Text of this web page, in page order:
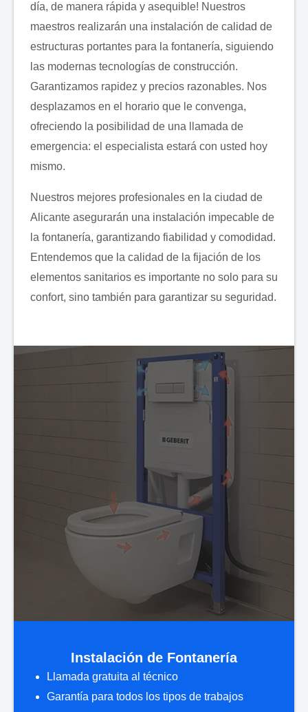
día, de manera rápida y asequible! Nuestros
maestros realizarán una instalación de calidad de
estructuras portantes para la fontanería, siguiendo
las modernas tecnologías de construcción.
Garantizamos rapidez y precios razonables. Nos
desplazamos en el horario que le convenga,
ofreciendo la posibilidad de una llamada de
emergencia: el especialista estará con usted hoy
mismo.
Nuestros mejores profesionales en la ciudad de
Alicante asegurarán una instalación impecable de
la fontanería, garantizando fiabilidad y comodidad.
Entendemos que la calidad de la fijación de los
elementos sanitarios es importante no solo para su
confort, sino también para garantizar su seguridad.
Instalación de Fontanería
Llamada gratuita al técnico
Garantía para todos los tipos de trabajos